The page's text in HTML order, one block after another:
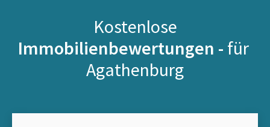
Kostenlose
Immobilienbewertungen - für
Agathenburg